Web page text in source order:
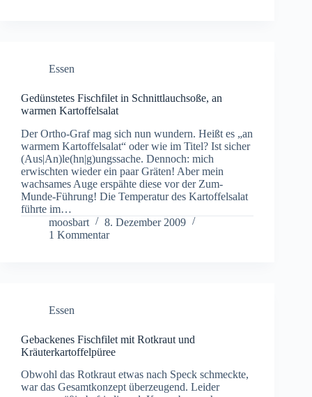
Essen
Gedünstetes Fischfilet in Schnittlauchsoße, an
warmen Kartoffelsalat
Der Ortho-Graf mag sich nun wundern. Heißt es „an
warmem Kartoffelsalat“ oder wie im Titel? Ist sicher
(Aus|An)le(hn|g)ungssache. Dennoch: mich
erwischten wieder ein paar Gräten! Aber mein
wachsames Auge erspähte diese vor der Zum-
Munde-Führung! Die Temperatur des Kartoffelsalat
führte im…
moosbart
8. Dezember 2009
1 Kommentar
Essen
Gebackenes Fischfilet mit Rotkraut und
Kräuterkartoffelpüree
Obwohl das Rotkraut etwas nach Speck schmeckte,
war das Gesamtkonzept überzeugend. Leider